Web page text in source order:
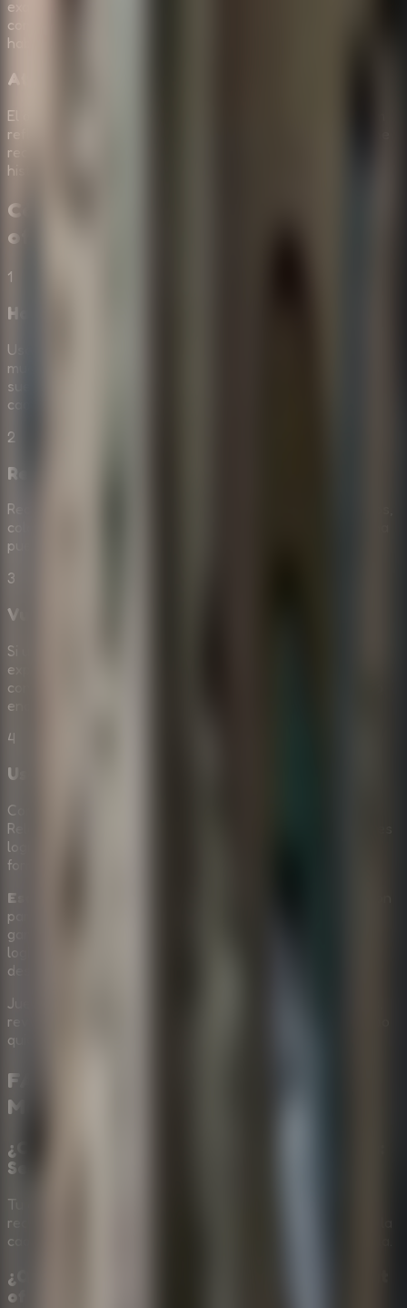
examinar objetos en computadora, mientras que los
controles tactiles permiten tocar pistas y moverte por la
habitacion desde el movil.
Atmosfera que premia la concentracion
El diseno visual y la musica crean un tono de escape room
reflexivo, donde cada descubrimiento tiene peso. Conviene
recordar pistas, volver a detalles antiguos y dejar que la
historia avance a traves de los puzzles.
Cómo Jugar a
of Memories
1
Haz clic o toca para inspeccionar objetos
Usa el mouse en desktop o toca en movil para examinar
muebles, contenedores, decoracion, cerraduras y objetos
sueltos. Si algo responde, puede formar parte de una
cadena de pistas.
2
Reune pistas y objetos utiles
Recoge objetos importantes y recuerda simbolos, numeros,
colores o patrones que veas en la sala. Una pista pequena
puede cobrar sentido despues de resolver otro puzzle.
3
Vuelve sobre tus pasos si te atascas
Si una solucion no es evidente, revisa lugares que ya
exploraste.
convertir detalles antiguos en claves importantes cuando
encuentras una nueva pista.
4
Usa la logica para revelar el secreto
Combina observaciones con cuidado en lugar de adivinar.
Relaciona pistas con cerraduras, prueba objetos en lugares
logicos y sigue el rastro hasta que la historia oculta tome
forma.
Escape Room: Secret of Memories
para quienes disfrutan habitaciones compactas con un
gancho narrativo. Combina busqueda de objetos ocultos,
logica ambiental y una presentacion de misterio sin pedir
descargas ni configuraciones complicadas.
Juega
revisa cada detalle y vuelve a
quieras mas aventuras de escape en navegador.
FAQ de
Memories
¿Cuál es el objetivo principal en Escape Room:
Secret of Memories?
Tu objetivo es examinar la habitación llena de recuerdos,
recoger objetos útiles, conectar pistas ocultas y resolver la
cadena de puzles que revela el secreto olvidado de la sala.
¿Qué tipo de puzles tiene Escape Room: Secret
of Memories?